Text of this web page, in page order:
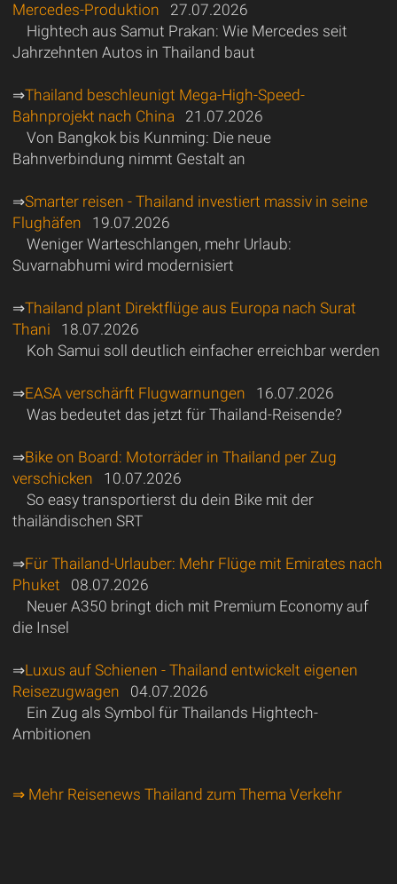
Mercedes-Produktion 27.07.2026
Hightech aus Samut Prakan: Wie Mercedes seit
Jahrzehnten Autos in Thailand baut
⇒Thailand beschleunigt Mega-High-Speed-
Bahnprojekt nach China 21.07.2026
Von Bangkok bis Kunming: Die neue
Bahnverbindung nimmt Gestalt an
⇒Smarter reisen - Thailand investiert massiv in seine
Flughäfen 19.07.2026
Weniger Warteschlangen, mehr Urlaub:
Suvarnabhumi wird modernisiert
⇒Thailand plant Direktflüge aus Europa nach Surat
Thani 18.07.2026
Koh Samui soll deutlich einfacher erreichbar werden
⇒EASA verschärft Flugwarnungen 16.07.2026
Was bedeutet das jetzt für Thailand-Reisende?
⇒Bike on Board: Motorräder in Thailand per Zug
verschicken 10.07.2026
So easy transportierst du dein Bike mit der
thailändischen SRT
⇒Für Thailand-Urlauber: Mehr Flüge mit Emirates nach
Phuket 08.07.2026
Neuer A350 bringt dich mit Premium Economy auf
die Insel
⇒Luxus auf Schienen - Thailand entwickelt eigenen
Reisezugwagen 04.07.2026
Ein Zug als Symbol für Thailands Hightech-
Ambitionen
⇒ Mehr Reisenews Thailand zum Thema Verkehr